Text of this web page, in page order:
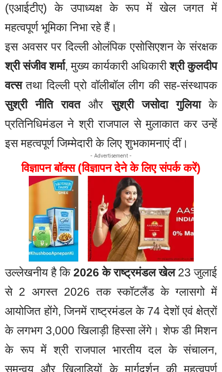
(एआईटीए) के उपाध्यक्ष के रूप में खेल जगत में
महत्वपूर्ण भूमिका निभा रहे हैं।
इस अवसर पर दिल्ली ओलंपिक एसोसिएशन के संरक्षक
श्री संजीव शर्मा, मुख्य कार्यकारी अधिकारीश्री कुलदीप
वत्सतथा दिल्ली प्रो वॉलीबॉल लीग की सह-संस्थापक
सुश्री नीति रावतऔरसुश्री जसोदा गुलियाके
प्रतिनिधिमंडल ने श्री राजपाल से मुलाकात कर उन्हें
इस महत्वपूर्ण जिम्मेदारी के लिए शुभकामनाएं दीं।
- Advertisement -
विज्ञापन बॉक्स (विज्ञापन देने के लिए संपर्क करें)
उल्लेखनीय है कि2026 के राष्ट्रमंडल खेल23 जुलाई
से 2 अगस्त 2026 तक स्कॉटलैंड के ग्लासगो में
आयोजित होंगे, जिनमें राष्ट्रमंडल के 74 देशों एवं क्षेत्रों
के लगभग 3,000 खिलाड़ी हिस्सा लेंगे। शेफ डी मिशन
के रूप में श्री राजपाल भारतीय दल के संचालन,
समन्वय और खिलाड़ियों के मार्गदर्शन की महत्वपूर्ण